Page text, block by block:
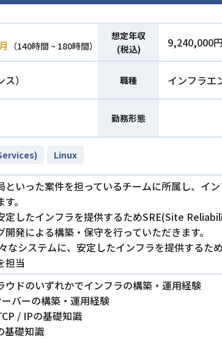
（140時間 ~ 180時間）
想定年収
(税込)
9,240,000円
） 職種 インフラエ
勤務形態
Linux
といった案件を担っているチームに所属し、イ
。
定したインフラを提供するためSRE(Site
発による構築・保守を行っていただきます。
なシステムに、安定したインフラを提供するた
担当
ウドのいずれかでインフラの構築・運用経験
バーの構築・運用経験
/ IPの基礎知識
基礎知識